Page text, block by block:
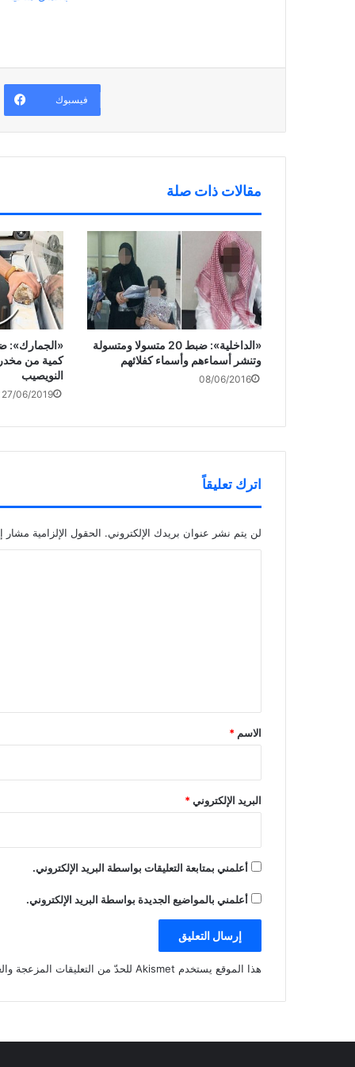
ا
ي
)
ج ة
)
فيسبوك
مقالات ذات صلة
«الداخلية»: ضبط 20 متسولا ومتسولة
وتنشر أسماءهم وأسماء كفلائهم
08/06/2016
«الجمارك»:
كمية من
النويصيب
27/06/2019
اترك تعليقاً
لن يتم نشر عنوان بريدك الإلكتروني. الحقول الإلزامية مشار
*
الاسم *
البريد الإلكتروني*
أعلمني بمتابعة التعليقات بواسطة البريد الإلكتروني.
أعلمني بالمواضيع الجديدة بواسطة البريد الإلكتروني.
هذا الموقع يستخدم Akismet للحدّ من التعليقات المزعجة والغير مرغوبة.